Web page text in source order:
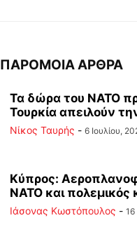
ΠΑΡΟΜΟΙΑ ΑΡΘΡΑ
Τα δώρα του ΝΑΤΟ
Τουρκία απειλούν
Νίκος Ταυρής - 6 Ιουλίου,
Κύπρος:
ΝΑΤΟ και πολεμικός
Ιάσονας Κωστόπουλος -